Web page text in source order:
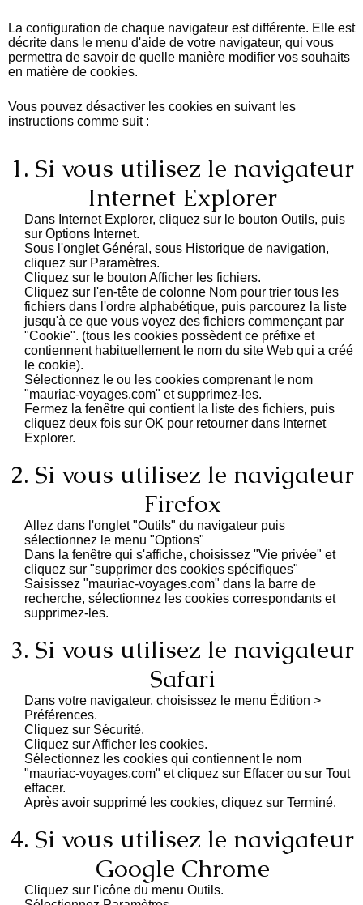
La configuration de chaque navigateur est différente. Elle est
décrite dans le menu d'aide de votre navigateur, qui vous
permettra de savoir de quelle manière modifier vos souhaits
en matière de cookies.
Vous pouvez désactiver les cookies en suivant les
instructions comme suit :
1. Si vous utilisez le navigateur
Internet Explorer
Dans Internet Explorer, cliquez sur le bouton Outils, puis
sur Options Internet.
Sous l'onglet Général, sous Historique de navigation,
cliquez sur Paramètres.
Cliquez sur le bouton Afficher les fichiers.
Cliquez sur l'en-tête de colonne Nom pour trier tous les
fichiers dans l'ordre alphabétique, puis parcourez la liste
jusqu'à ce que vous voyez des fichiers commençant par
"Cookie". (tous les cookies possèdent ce préfixe et
contiennent habituellement le nom du site Web qui a créé
le cookie).
Sélectionnez le ou les cookies comprenant le nom
"mauriac-voyages.com" et supprimez-les.
Fermez la fenêtre qui contient la liste des fichiers, puis
cliquez deux fois sur OK pour retourner dans Internet
Explorer.
2. Si vous utilisez le navigateur
Firefox
Allez dans l'onglet "Outils" du navigateur puis
sélectionnez le menu "Options"
Dans la fenêtre qui s'affiche, choisissez "Vie privée" et
cliquez sur "supprimer des cookies spécifiques"
Saisissez "mauriac-voyages.com" dans la barre de
recherche, sélectionnez les cookies correspondants et
supprimez-les.
3. Si vous utilisez le navigateur
Safari
Dans votre navigateur, choisissez le menu Édition >
Préférences.
Cliquez sur Sécurité.
Cliquez sur Afficher les cookies.
Sélectionnez les cookies qui contiennent le nom
"mauriac-voyages.com" et cliquez sur Effacer ou sur Tout
effacer.
Après avoir supprimé les cookies, cliquez sur Terminé.
4. Si vous utilisez le navigateur
Google Chrome
Cliquez sur l'icône du menu Outils.